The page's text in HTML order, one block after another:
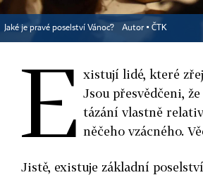
Jaké je pravé poselství Vánoc? Autor ▪ ČTK
E xistují lidé, které
Jsou přesvědčeni,
tázání vlastně
něčeho vzácného.
Jistě, existuje základní